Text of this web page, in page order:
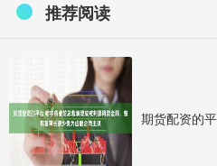
推荐阅读